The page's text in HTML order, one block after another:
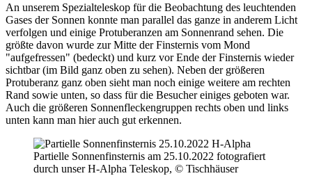
An unserem Spezialteleskop für die Beobachtung des leuchtenden
Gases der Sonnen konnte man parallel das ganze in anderem Licht
verfolgen und einige Protuberanzen am Sonnenrand sehen. Die
größte davon wurde zur Mitte der Finsternis vom Mond
"aufgefressen" (bedeckt) und kurz vor Ende der Finsternis wieder
sichtbar (im Bild ganz oben zu sehen). Neben der größeren
Protuberanz ganz oben sieht man noch einige weitere am rechten
Rand sowie unten, so dass für die Besucher einiges geboten war.
Auch die größeren Sonnenfleckengruppen rechts oben und links
unten kann man hier auch gut erkennen.
Partielle Sonnenfinsternis am 25.10.2022 fotografiert
durch unser H-Alpha Teleskop, © Tischhäuser